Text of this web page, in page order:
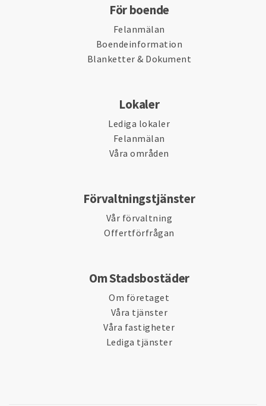
För boende
Felanmälan
Boendeinformation
Blanketter & Dokument
Lokaler
Lediga lokaler
Felanmälan
Våra områden
Förvaltningstjänster
Vår förvaltning
Offertförfrågan
Om Stadsbostäder
Om företaget
Våra tjänster
Våra fastigheter
Lediga tjänster